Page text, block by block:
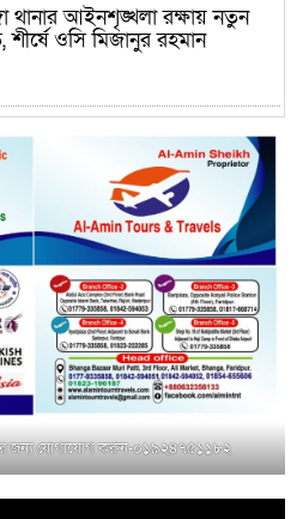
থানার আইনশৃঙ্খলা রক্ষায় নতুন
শীর্ষে ওসি মিজানুর রহমান
অতিরিক্ত জেলা প্রশাসক
আজিম উদ্দিন ভূমি মন্ত্রণালয়ে
এমপির প্রেস সেক্রেটারি রফিকের
দাপট ও গণ-অসন্তোষের তথ্য
করে ত্রিশাল থানার সাজানো
জুলাই শহীদ সামিদের কবর
ও পৌর কমিটির কার্যক্রম শুরু
ইসলাম বাবুলের হাত ধরে বদলে
জন্য যোগাযোগ করুন-০১৯২৪৭৫১১৮২